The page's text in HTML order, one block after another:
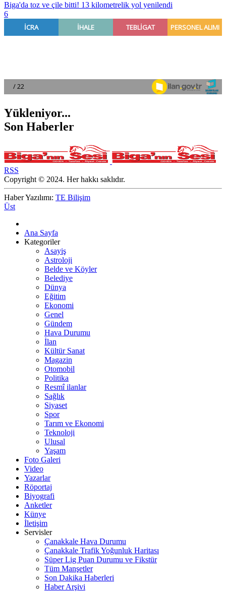
Biga'da toz ve çile bitti! 13 kilometrelik yol yenilendi
6
Yükleniyor...
Son Haberler
RSS
Copyright © 2024. Her hakkı saklıdır.
Haber Yazılımı: TE Bilişim
Üst
Ana Sayfa
Kategoriler
Asayiş
Astroloji
Belde ve Köyler
Belediye
Dünya
Eğitim
Ekonomi
Genel
Gündem
Hava Durumu
İlan
Kültür Sanat
Magazin
Otomobil
Politika
Resmî ilanlar
Sağlık
Siyaset
Spor
Tarım ve Ekonomi
Teknoloji
Ulusal
Yaşam
Foto Galeri
Video
Yazarlar
Röportaj
Biyografi
Anketler
Künye
İletişim
Servisler
Çanakkale Hava Durumu
Çanakkale Trafik Yoğunluk Haritası
Süper Lig Puan Durumu ve Fikstür
Tüm Manşetler
Son Dakika Haberleri
Haber Arşivi